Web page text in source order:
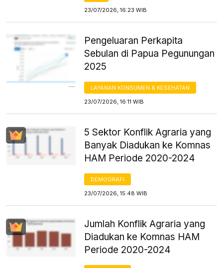
23/07/2026, 16:23 WIB
Pengeluaran Perkapita
Sebulan di Papua Pegunungan
2025
LAYANAN KONSUMEN & KESEHATAN
23/07/2026, 16:11 WIB
5 Sektor Konflik Agraria yang
Banyak Diadukan ke Komnas
HAM Periode 2020-2024
DEMOGRAFI
23/07/2026, 15:48 WIB
Jumlah Konflik Agraria yang
Diadukan ke Komnas HAM
Periode 2020-2024